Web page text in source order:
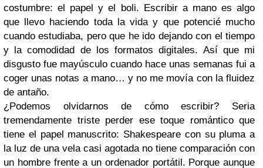
costumbre: el papel y el boli. Escribir a mano es algo
que llevo haciendo toda la vida y que potencié mucho
cuando estudiaba, pero que he ido dejando con el tiempo
y la comodidad de los formatos digitales. Así que mi
disgusto fue mayúsculo cuando hace unas semanas fui a
coger unas notas a mano… y no me movía con la fluidez
de antaño.
¿Podemos olvidarnos de cómo escribir? Seria
tremendamente triste perder ese toque romántico que
tiene el papel manuscrito: Shakespeare con su pluma a
la luz de una vela casi agotada no tiene comparación con
un hombre frente a un ordenador portátil. Porque aunque